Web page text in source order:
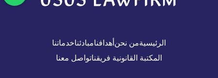
الرئيسيةمن نحنأهدافنامبادئناخدماتنا
المكتبة القانونية فريقناتواصل معنا